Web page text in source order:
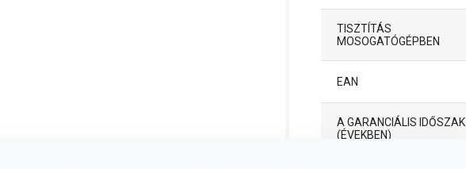
TISZTÍTÁS
MOSOGATÓGÉPBEN
EAN
A GARANCIÁLIS IDŐSZAK
(ÉVEKBEN)